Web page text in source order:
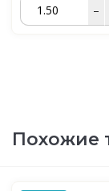
–
Похожие